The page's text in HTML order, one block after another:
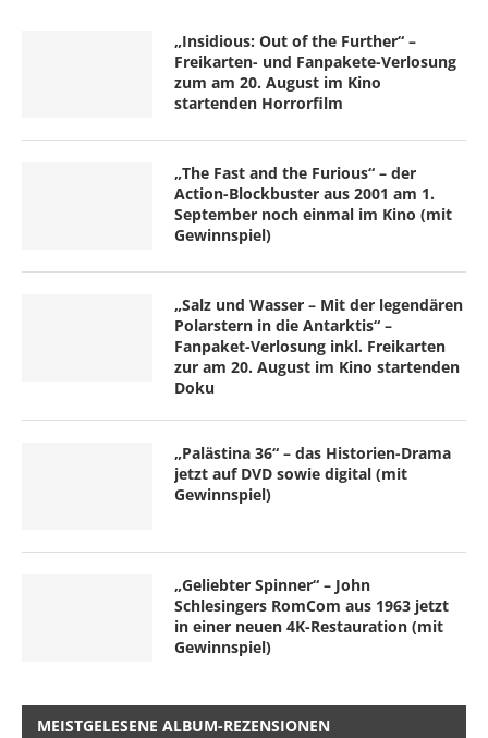
„Insidious: Out of the Further“ –
Freikarten- und Fanpakete-Verlosung
zum am 20. August im Kino
startenden Horrorfilm
„The Fast and the Furious“ – der
Action-Blockbuster aus 2001 am 1.
September noch einmal im Kino (mit
Gewinnspiel)
„Salz und Wasser – Mit der legendären
Polarstern in die Antarktis“ –
Fanpaket-Verlosung inkl. Freikarten
zur am 20. August im Kino startenden
Doku
„Palästina 36“ – das Historien-Drama
jetzt auf DVD sowie digital (mit
Gewinnspiel)
„Geliebter Spinner“ – John
Schlesingers RomCom aus 1963 jetzt
in einer neuen 4K-Restauration (mit
Gewinnspiel)
MEISTGELESENE ALBUM-REZENSIONEN